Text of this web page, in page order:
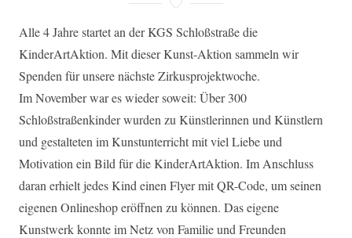
Alle 4 Jahre startet an der KGS Schloßstraße die
KinderArtAktion. Mit dieser Kunst-Aktion sammeln wir
Spenden für unsere nächste Zirkusprojektwoche.
Im November war es wieder soweit: Über 300
Schloßstraßenkinder wurden zu Künstlerinnen und Künstlern
und gestalteten im Kunstunterricht mit viel Liebe und
Motivation ein Bild für die KinderArtAktion. Im Anschluss
daran erhielt jedes Kind einen Flyer mit QR-Code, um seinen
eigenen Onlineshop eröffnen zu können. Das eigene
Kunstwerk konnte im Netz von Familie und Freunden